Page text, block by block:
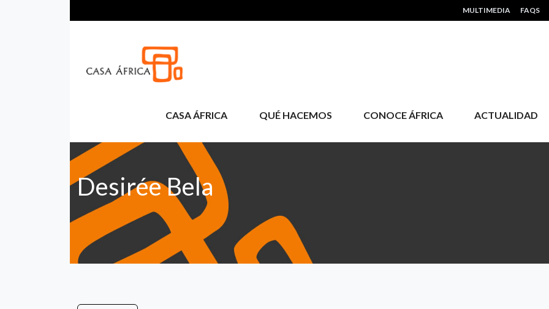
HEADER MENU
MULTIMEDIA FAQS
CASA ÁFRICA QUÉ HACEMOS CONOCE ÁFRICA ACTUALIDAD
Desirée Bela